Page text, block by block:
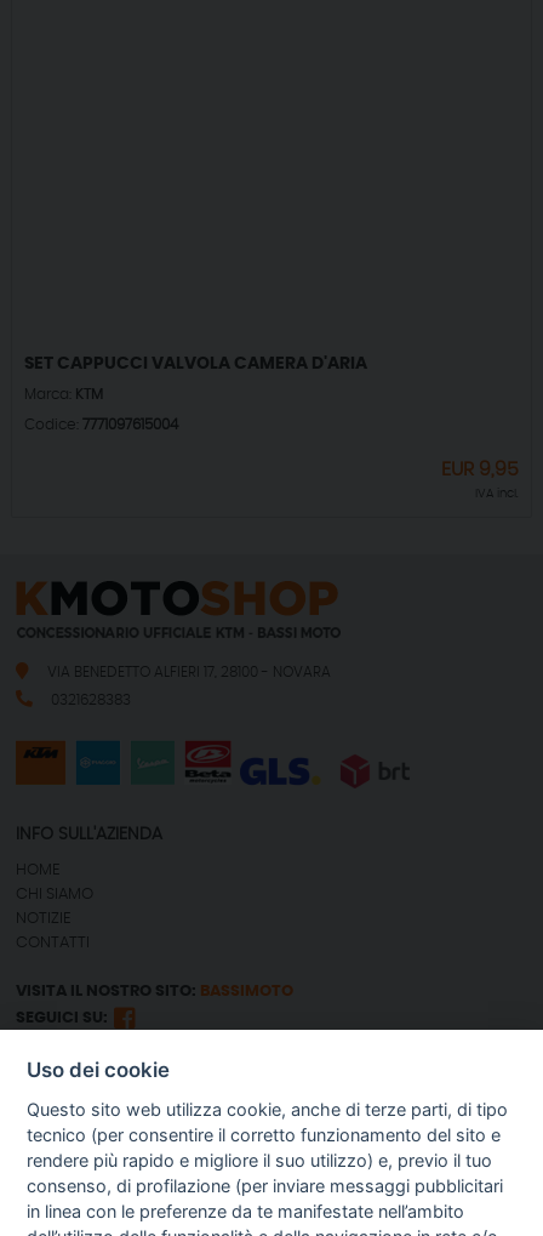
SET CAPPUCCI VALVOLA CAMERA D'ARIA
Marca: KTM
Codice: 7771097615004
EUR 9,95
IVA incl.
VIA BENEDETTO ALFIERI 17, 28100 - NOVARA
0321628383
INFO SULL'AZIENDA
HOME
CHI SIAMO
NOTIZIE
CONTATTI
VISITA IL NOSTRO SITO: BASSIMOTO
SEGUICI SU:
GUIDA AGLI ACQUISTI
SPEDIZIONI E COSTI
PAGAMENTI
DIRITTO DI RECESSO
PROCEDURA DI ACQUISTO
TERMINI & CONDIZIONI
Uso dei cookie
Questo sito web utilizza cookie, anche di terze parti, di tipo
tecnico (per consentire il corretto funzionamento del sito e
rendere più rapido e migliore il suo utilizzo) e, previo il tuo
consenso, di profilazione (per inviare messaggi pubblicitari
in linea con le preferenze da te manifestate nell’ambito